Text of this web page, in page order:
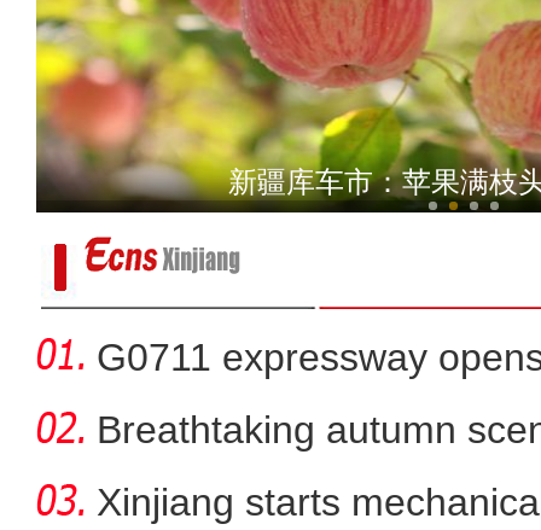
斑斓秋色怡人 油画般风
新疆G0711线乌尉高速公路
G0711 expressway
Breathtaking autumn
in
Xinjiang starts